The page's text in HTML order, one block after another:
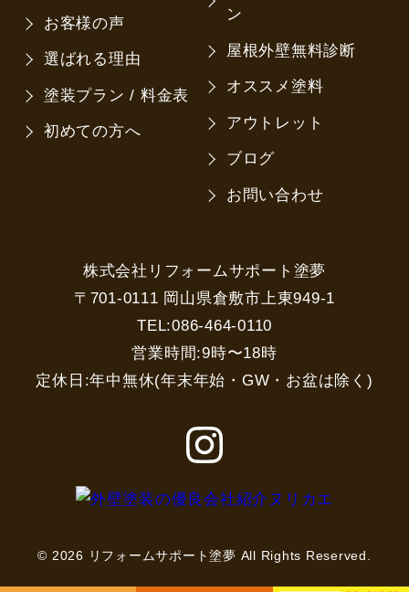
お客様の声
選ばれる理由
塗装プラン / 料金表
初めての方へ
ン
屋根外壁無料診断
オススメ塗料
アウトレット
ブログ
お問い合わせ
株式会社リフォームサポート塗夢
〒701-0111 岡山県倉敷市上東949-1
TEL:086-464-0110
営業時間:9時〜18時
定休日:年中無休(年末年始・GW・お盆は除く)
© 2026 リフォームサポート塗夢 All Rights Reserved.